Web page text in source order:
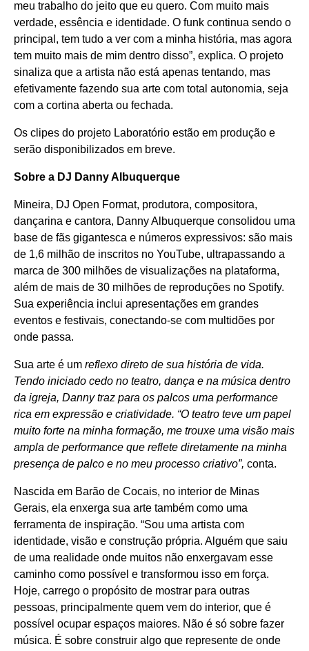
meu trabalho do jeito que eu quero. Com muito mais
verdade, essência e identidade. O funk continua sendo o
principal, tem tudo a ver com a minha história, mas agora
tem muito mais de mim dentro disso”, explica. O projeto
sinaliza que a artista não está apenas tentando, mas
efetivamente fazendo sua arte com total autonomia, seja
com a cortina aberta ou fechada.
Os clipes do projeto Laboratório estão em produção e
serão disponibilizados em breve.
Sobre a DJ Danny Albuquerque
Mineira, DJ Open Format, produtora, compositora,
dançarina e cantora, Danny Albuquerque consolidou uma
base de fãs gigantesca e números expressivos: são mais
de 1,6 milhão de inscritos no YouTube, ultrapassando a
marca de 300 milhões de visualizações na plataforma,
além de mais de 30 milhões de reproduções no Spotify.
Sua experiência inclui apresentações em grandes
eventos e festivais, conectando-se com multidões por
onde passa.
Sua arte é um reflexo direto de sua história de vida.
Tendo iniciado cedo no teatro, dança e na música dentro
da igreja, Danny traz para os palcos uma performance
rica em expressão e criatividade. “O teatro teve um papel
muito forte na minha formação, me trouxe uma visão mais
ampla de performance que reflete diretamente na minha
presença de palco e no meu processo criativo”, conta.
Nascida em Barão de Cocais, no interior de Minas
Gerais, ela enxerga sua arte também como uma
ferramenta de inspiração. “Sou uma artista com
identidade, visão e construção própria. Alguém que saiu
de uma realidade onde muitos não enxergavam esse
caminho como possível e transformou isso em força.
Hoje, carrego o propósito de mostrar para outras
pessoas, principalmente quem vem do interior, que é
possível ocupar espaços maiores. Não é só sobre fazer
música. É sobre construir algo que represente de onde